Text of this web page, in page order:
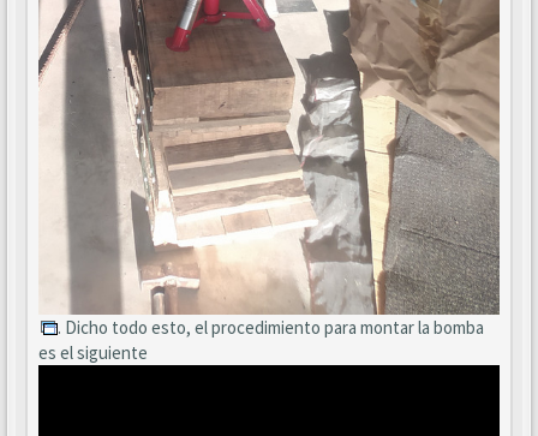
. Dicho todo esto, el procedimiento para montar la bomba
es el siguiente